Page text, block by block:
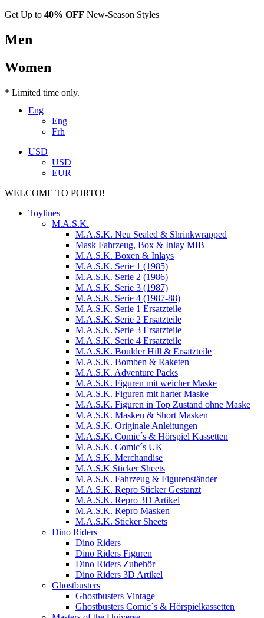
Get Up to 40% OFF New-Season Styles
Men
Women
* Limited time only.
Eng
Eng
Frh
USD
USD
EUR
WELCOME TO PORTO!
Toylines
M.A.S.K.
M.A.S.K. Neu Sealed & Shrinkwrapped
Mask Fahrzeug, Box & Inlay MIB
M.A.S.K. Boxen & Inlays
M.A.S.K. Serie 1 (1985)
M.A.S.K. Serie 2 (1986)
M.A.S.K. Serie 3 (1987)
M.A.S.K. Serie 4 (1987-88)
M.A.S.K. Serie 1 Ersatzteile
M.A.S.K. Serie 2 Ersatzteile
M.A.S.K. Serie 3 Ersatzteile
M.A.S.K. Serie 4 Ersatzteile
M.A.S.K. Boulder Hill & Ersatzteile
M.A.S.K. Bomben & Raketen
M.A.S.K. Adventure Packs
M.A.S.K. Figuren mit weicher Maske
M.A.S.K. Figuren mit harter Maske
M.A.S.K. Figuren in Top Zustand ohne Maske
M.A.S.K. Masken & Short Masken
M.A.S.K. Originale Anleitungen
M.A.S.K. Comic´s & Hörspiel Kassetten
M.A.S.K. Comic´s UK
M.A.S.K. Merchandise
M.A.S.K Sticker Sheets
M.A.S.K. Fahrzeug & Figurenständer
M.A.S.K. Repro Sticker Gestanzt
M.A.S.K. Repro 3D Artikel
M.A.S.K. Repro Masken
M.A.S.K. Sticker Sheets
Dino Riders
Dino Riders
Dino Riders Figuren
Dino Riders Zubehör
Dino Riders 3D Artikel
Ghostbusters
Ghostbusters Vintage
Ghostbusters Comic´s & Hörspielkassetten